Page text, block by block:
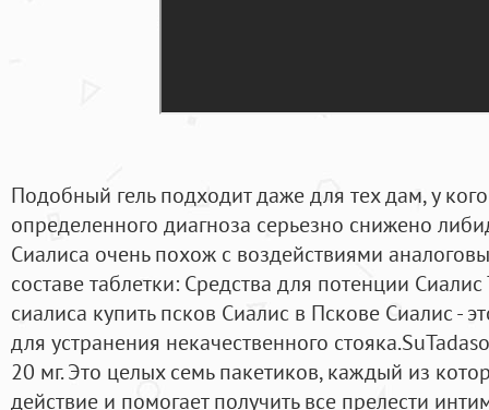
Подобный гель подходит даже для тех дам, у
определенного диагноза серьезно снижено
Сиалиса очень похож с воздействиями
составе таблетки: Средства для потенции
сиалиса купить псков Сиалис в Пскове Сиалис -
для устранения некачественного
20 мг. Это целых семь пакетиков, каждый из
действие и помогает получить все прелести